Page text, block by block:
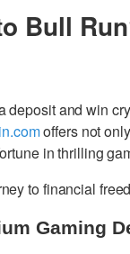
Bull
deposit and win
offers not
in thrilling
to financial
Gaming